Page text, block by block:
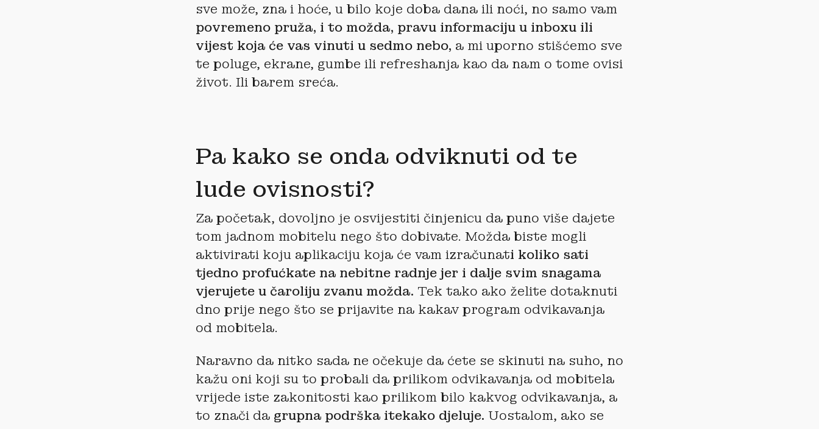
sve može, zna i hoće, u bilo koje doba dana ili noći, no samo vam
povremeno pruža, i to možda, pravu informaciju u inboxu ili
vijest koja će vas vinuti u sedmo nebo, a mi uporno stišćemo sve
te poluge, ekrane, gumbe ili refreshanja kao da nam o tome ovisi
život. Ili barem sreća.
Pa kako se onda odviknuti od te
lude ovisnosti?
Za početak, dovoljno je osvijestiti činjenicu da puno više dajete
tom jadnom mobitelu nego što dobivate. Možda biste mogli
aktivirati koju aplikaciju koja će vam izračunati koliko sati
tjedno profućkate na nebitne radnje jer i dalje svim snagama
vjerujete u čaroliju zvanu možda. Tek tako ako želite dotaknuti
dno prije nego što se prijavite na kakav program odvikavanja
od mobitela.
Naravno da nitko sada ne očekuje da ćete se skinuti na suho, no
kažu oni koji su to probali da prilikom odvikavanja od mobitela
vrijede iste zakonitosti kao prilikom bilo kakvog odvikavanja, a
to znači da grupna podrška itekako djeluje. Uostalom, ako se